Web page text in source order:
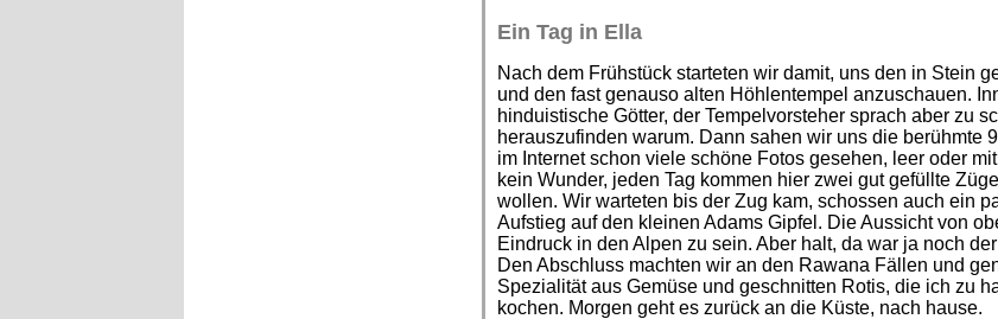
Ein Tag in Ella
Nach dem Frühstück starteten wir damit, uns den in Stein
und den fast genauso alten Höhlentempel anzuschauen.
hinduistische Götter, der Tempelvorsteher sprach aber zu
herauszufinden warum. Dann sahen wir uns die berühmte
im Internet schon viele schöne Fotos gesehen, leer oder
kein Wunder, jeden Tag kommen hier zwei gut gefüllte
wollen. Wir warteten bis der Zug kam, schossen auch ein
Aufstieg auf den kleinen Adams Gipfel. Die Aussicht von
Eindruck in den Alpen zu sein. Aber halt, da war ja noch
Den Abschluss machten wir an den Rawana Fällen und
Spezialität aus Gemüse und geschnitten Rotis, die ich zu
kochen. Morgen geht es zurück an die Küste, nach hause.